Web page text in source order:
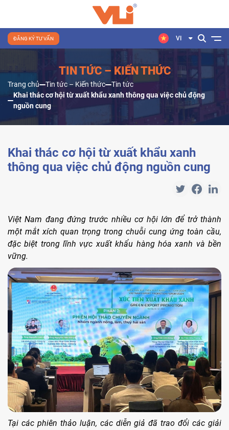
ĐĂNG KÝ TƯ VẤN VI
TIN TỨC – KIẾN THỨC
Trang chủ Tin tức – Kiến thức
Tin tức
Khai thác cơ hội từ xuất khẩu xanh thông qua việc chủ động
nguồn cung
Khai thác cơ hội từ xuất khẩu xanh
thông qua việc chủ động nguồn cung
Việt Nam đang đứng trước nhiều cơ hội lớn để trở thành
một mắt xích quan trọng trong chuỗi cung ứng toàn cầu,
đặc biệt trong lĩnh vực xuất khẩu hàng hóa xanh và bền
vững.
Tại các phiên thảo luận, các diễn giả đã trao đổi các giải